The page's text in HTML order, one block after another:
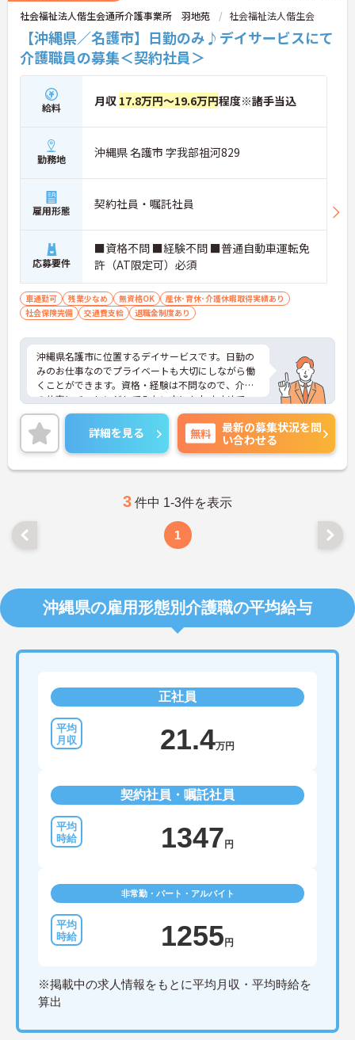
社会福祉法人偕生会通所介護事業所 羽地苑 社会福祉法人偕生会
【沖縄県／名護市】日勤のみ♪デイサービスにて
介護職員の募集＜契約社員＞
給料 月収 17.8万円～19.6万円程度※諸手当込
勤務地 沖縄県 名護市 字我部祖河829
雇用形態 契約社員・嘱託社員
応募要件
■資格不問 ■経験不問 ■普通自動車運転免
許（AT限定可）必須
車通勤可 残業少なめ 無資格OK
産休･育休･介護休暇取得実績あり
社会保険完備
交通費支給 退職金制度あり
沖縄県名護市に位置するデイサービスです。日勤の
みのお仕事なのでプライベートも大切にしながら働
くことができます。資格・経験は不問なので、介護
の仕事にチャレンジしてみたい方にもおすすめで
す！ご興味をお持ちの方はお気軽にお問い合わせく
ださい。
詳細を見る 無料
最新の募集状況を問
い合わせる
3 件中 1-3件を表示
1
沖縄県の雇用形態別介護職の平均給与
正社員
21.4万円
契約社員・嘱託社員
1347 円
非常勤・パート・アルバイト
1255 円
※掲載中の求人情報をもとに平均月収・平均時給を
算出